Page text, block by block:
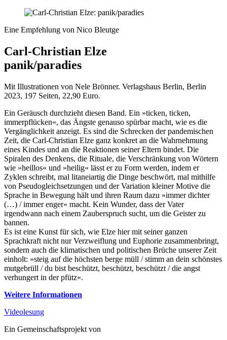
Eine Empfehlung von Nico Bleutge
Carl-Christian Elze
panik/paradies
Mit Illustrationen von Nele Brönner. Verlagshaus Berlin, Berlin
2023, 197 Seiten, 22,90 Euro.
Ein Geräusch durchzieht diesen Band. Ein »ticken, ticken,
immerpflücken«, das Ängste genauso spürbar macht, wie es die
Vergänglichkeit anzeigt. Es sind die Schrecken der pandemischen
Zeit, die Carl-Christian Elze ganz konkret an die Wahrnehmung
eines Kindes und an die Reaktionen seiner Eltern bindet. Die
Spiralen des Denkens, die Rituale, die Verschränkung von Wörtern
wie »heillos« und »heilig« lässt er zu Form werden, indem er
Zyklen schreibt, mal litaneiartig die Dinge beschwört, mal mithilfe
von Pseudogleichsetzungen und der Variation kleiner Motive die
Sprache in Bewegung hält und ihren Raum dazu »immer dichter
(…) / immer enger« macht. Kein Wunder, dass der Vater
irgendwann nach einem Zauberspruch sucht, um die Geister zu
bannen.
Es ist eine Kunst für sich, wie Elze hier mit seiner ganzen
Sprachkraft nicht nur Verzweiflung und Euphorie zusammenbringt,
sondern auch die klimatischen und politischen Brüche unserer Zeit
einholt: »steig auf die höchsten berge müll / stimm an dein schönstes
mutgebrüll / du bist beschützt, beschützt, beschützt / die angst
verhungert in der pfütz«.
Weitere Informationen
Videolesung
Ein Gemeinschaftsprojekt von